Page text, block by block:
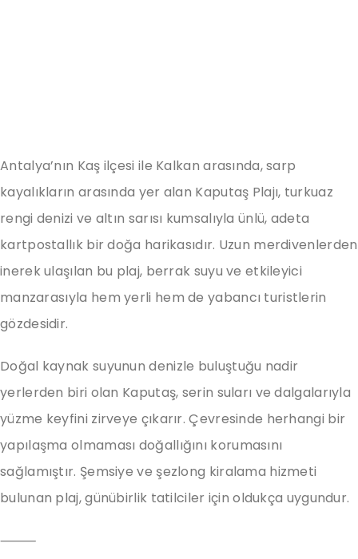
Antalya’nın Kaş ilçesi ile Kalkan arasında, sarp
kayalıkların arasında yer alan Kaputaş Plajı, turkuaz
rengi denizi ve altın sarısı kumsalıyla ünlü, adeta
kartpostallık bir doğa harikasıdır. Uzun merdivenlerden
inerek ulaşılan bu plaj, berrak suyu ve etkileyici
manzarasıyla hem yerli hem de yabancı turistlerin
gözdesidir.
Doğal kaynak suyunun denizle buluştuğu nadir
yerlerden biri olan Kaputaş, serin suları ve dalgalarıyla
yüzme keyfini zirveye çıkarır. Çevresinde herhangi bir
yapılaşma olmaması doğallığını korumasını
sağlamıştır. Şemsiye ve şezlong kiralama hizmeti
bulunan plaj, günübirlik tatilciler için oldukça uygundur.
⸻